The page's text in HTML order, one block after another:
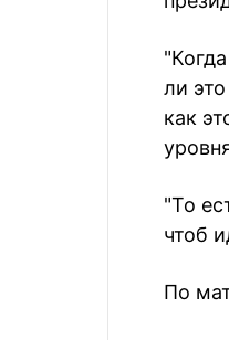
ли
как
"То
чтоб
По